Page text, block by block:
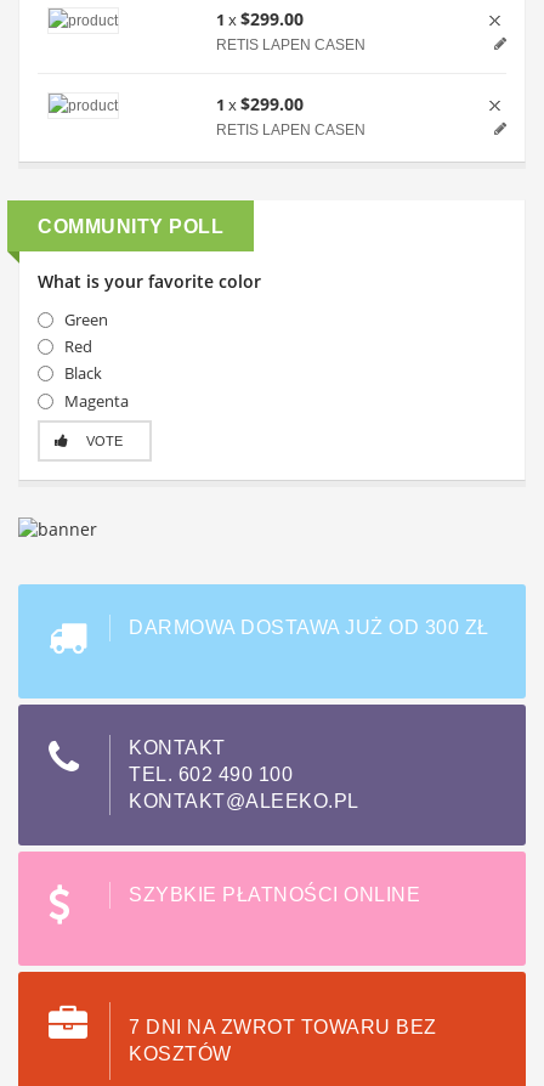
1 x$299.00
RETIS LAPEN CASEN
1 x$299.00
RETIS LAPEN CASEN
COMMUNITY POLL
What is your favorite color
Green
Red
Black
Magenta
VOTE
DARMOWA DOSTAWA JUŻ OD 300 ZŁ
KONTAKT
TEL. 602 490 100
KONTAKT@ALEEKO.PL
SZYBKIE PŁATNOŚCI ONLINE
7 DNI NA ZWROT TOWARU BEZ
KOSZTÓW